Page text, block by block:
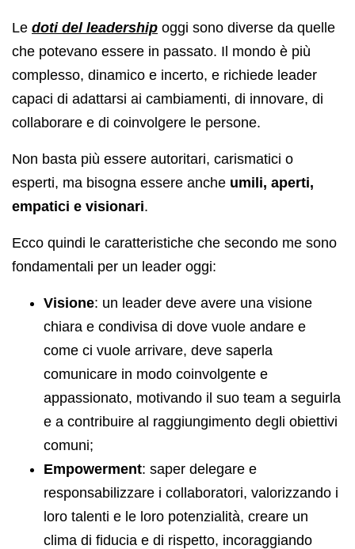
Le doti del leadership oggi sono diverse da quelle
che potevano essere in passato. Il mondo è più
complesso, dinamico e incerto, e richiede leader
capaci di adattarsi ai cambiamenti, di innovare, di
collaborare e di coinvolgere le persone.
Non basta più essere autoritari, carismatici o
esperti, ma bisogna essere anche umili, aperti,
empatici e visionari.
Ecco quindi le caratteristiche che secondo me sono
fondamentali per un leader oggi:
Visione: un leader deve avere una visione
chiara e condivisa di dove vuole andare e
come ci vuole arrivare, deve saperla
comunicare in modo coinvolgente e
appassionato, motivando il suo team a seguirla
e a contribuire al raggiungimento degli obiettivi
comuni;
Empowerment: saper delegare e
responsabilizzare i collaboratori, valorizzando i
loro talenti e le loro potenzialità, creare un
clima di fiducia e di rispetto, incoraggiando